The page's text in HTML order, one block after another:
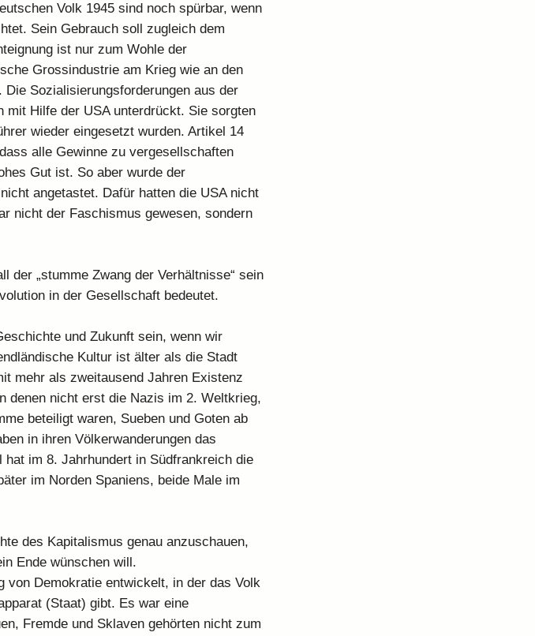
Volk 1945 sind noch spürbar, wenn
Sein Gebrauch soll zugleich dem
ist nur zum Wohle der
Grossindustrie am Krieg wie an den
Sozialisierungsforderungen aus der
mit Hilfe der USA unterdrückt. Sie sorgten
wieder eingesetzt wurden. Artikel 14
alle Gewinne zu vergesellschaften
Gut ist. So aber wurde der
angetastet. Dafür hatten die USA nicht
nicht der Faschismus gewesen, sondern
der „stumme Zwang der Verhältnisse“ sein
in der Gesellschaft bedeutet.
und Zukunft sein, wenn wir
Kultur ist älter als die Stadt
mehr als zweitausend Jahren Existenz
denen nicht erst die Nazis im 2. Weltkrieg,
beteiligt waren, Sueben und Goten ab
in ihren Völkerwanderungen das
im 8. Jahrhundert in Südfrankreich die
im Norden Spaniens, beide Male im
des Kapitalismus genau anzuschauen,
Ende wünschen will.
von Demokratie entwickelt, in der das Volk
(Staat) gibt. Es war eine
Fremde und Sklaven gehörten nicht zum